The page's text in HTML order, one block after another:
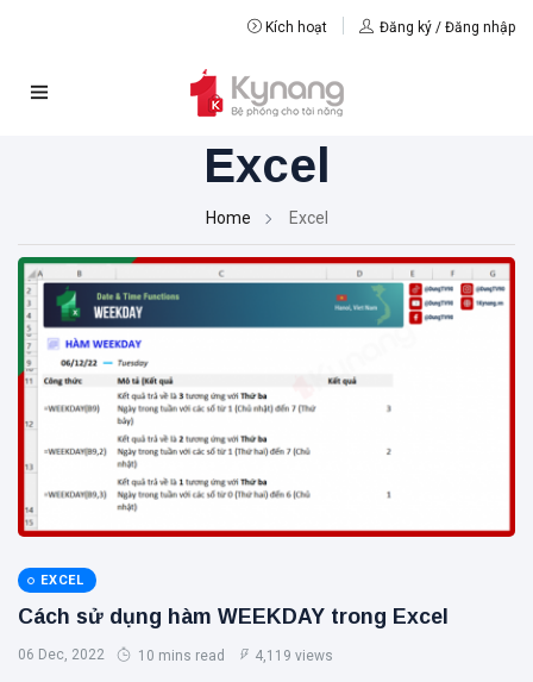
Kích hoạt Đăng ký / Đăng nhập
Excel
Home Excel
EXCEL
Cách sử dụng hàm WEEKDAY trong Excel
06 Dec, 2022 10 mins read 4,119 views